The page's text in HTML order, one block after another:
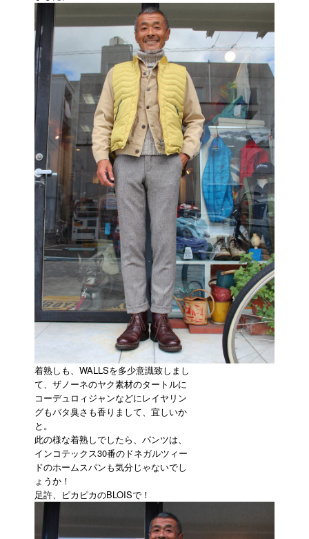
着熟しも、WALLSを多少意識致しまし
て、ザノーネのヤク素材のタートルに
コーデュロィジャンなどにレイヤリン
グもバタ臭さも香りまして、宜しいか
と。
此の様な着熟しでしたら、パンツは、
インコテックス30番のドネガルツィー
ドのホームスパンも気分じゃないでし
ょうか！
足許、ピカピカのBLOISで！